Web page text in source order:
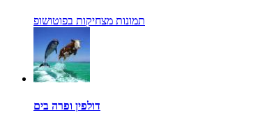
תמונות מצחיקות בפוטושופ
דולפין ופרה בים